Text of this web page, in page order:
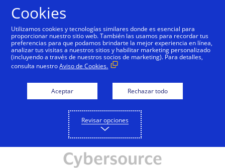
Visa protege 1.400
millones de
transacciones de
comercio electrónico en
todo América Latina y el
Caribe con su solución
Cybersource
Cookies
Utilizamos cookies y tecnologías similares donde es esencial para
proporcionar nuestro sitio web. También las usamos para recordar tus
preferencias para que podamos brindarte la mejor experiencia en línea,
analizar tus visitas a nuestros sitios y habilitar marketing personalizado
(incluyendo a través de nuestros socios de marketing). Para detalles,
consulta nuestroAviso de Cookies.
Aceptar Rechazar todo
Revisar opciones